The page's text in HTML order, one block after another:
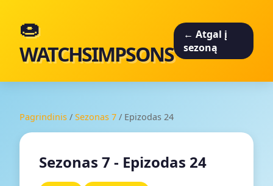
🍩
WATCHSIMPSONS
← Atgal į
sezoną
Pagrindinis / Sezonas 7 / Epizodas 24
Sezonas 7 - Epizodas 24